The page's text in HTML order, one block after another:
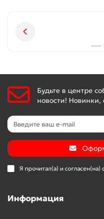
Будьте в центре
новости! Новинки,
Я прочитал(а) и согласен(на)
Информация